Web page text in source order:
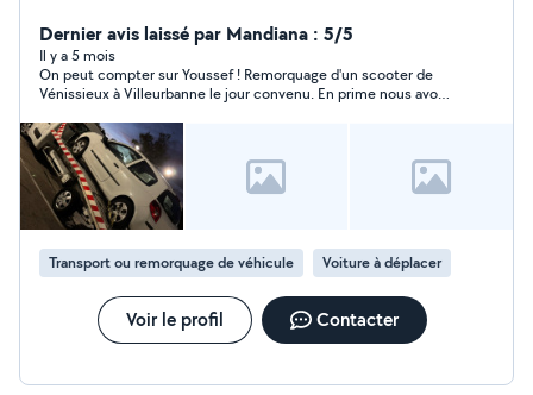
ou sur place. Dépannage rapide ️ Mécanique à domicile :
vidange, freins, embrayage, distribution, entretien,
grosses mécanique Remorquage & transport de
véhicules roulants ou HS (auto, moto, utilitaire)
Particuliers Pros Entreprises Devis immédiat par
téléphone ou SMS Prix clairs Travail sérieux Intervention
rapide Votre sécurité, notre priorité.
Dernier avis laissé par Mandiana : 5/5
Il y a 5 mois
On peut compter sur Youssef ! Remorquage d'un scooter de
Vénissieux à Villeurbanne le jour convenu. En prime nous avons
Transport ou remorquage de véhicule Voiture à déplacer
Voir le profil Contacter